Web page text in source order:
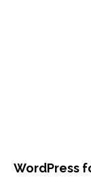
WordPress